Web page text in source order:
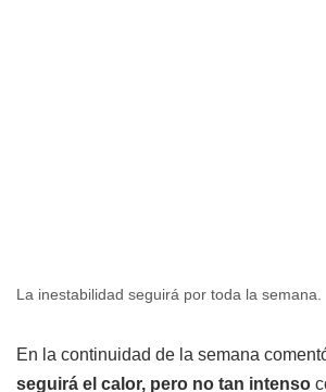
La inestabilidad seguirá por toda la semana.
En la continuidad de la semana
seguirá el calor, pero no tan intenso